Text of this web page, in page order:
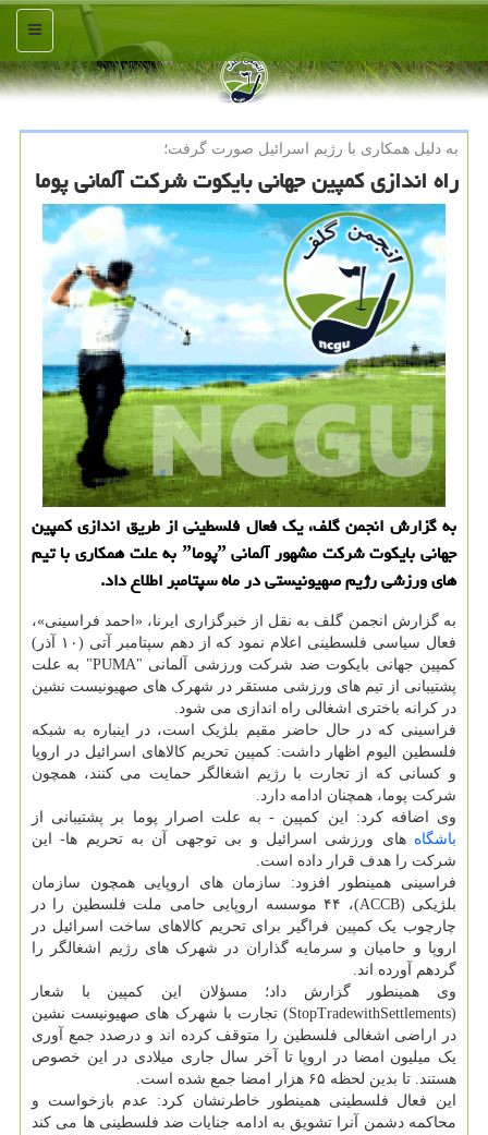
منو
به دلیل همكاری با رژیم اسرائیل صورت گرفت؛
راه اندازی کمپین جهانی بایکوت شرکت آلمانی پوما
به گزارش انجمن گلف، یک فعال فلسطینی از طریق اندازی کمپین
جهانی بایکوت شرکت مشهور آلمانی ˮپوماˮ به علت همکاری با تیم
های ورزشی رژیم صهیونیستی در ماه سپتامبر اطلاع داد.
به گزارش انجمن گلف به نقل از خبرگزاری ایرنا، «احمد فراسینی»،
فعال سیاسی فلسطینی اعلام نمود که از دهم سپتامبر آتی (۱۰ آذر)
کمپین جهانی بایکوت ضد شرکت ورزشی آلمانی "PUMA" به علت
پشتیبانی از تیم های ورزشی مستقر در شهرک های صهیونیست نشین
در کرانه باختری اشغالی راه اندازی می شود.
فراسینی که در حال حاضر مقیم بلژیک است، در اینباره به شبکه
فلسطین الیوم اظهار داشت: کمپین تحریم کالاهای اسرائیل در اروپا
و کسانی که از تجارت با رژیم اشغالگر حمایت می کنند، همچون
شرکت پوما، همچنان ادامه دارد.
وی اضافه کرد: این کمپین - به علت اصرار پوما بر پشتیبانی از
باشگاه های ورزشی اسرائیل و بی توجهی آن به تحریم ها- این
شرکت را هدف قرار داده است.
فراسینی همینطور افزود: سازمان های اروپایی همچون سازمان
بلژیکی (ACCB)، ۴۴ موسسه اروپایی حامی ملت فلسطین را در
چارچوب یک کمپین فراگیر برای تحریم کالاهای ساخت اسرائیل در
اروپا و حامیان و سرمایه گذاران در شهرک های رژیم اشغالگر را
گردهم آورده اند.
وی همینطور گزارش داد؛ مسؤلان این کمپین با شعار
(StopTradewithSettlements) تجارت با شهرک های صهیونیست نشین
در اراضی اشغالی فلسطین را متوقف کرده اند و درصدد جمع آوری
یک میلیون امضا در اروپا تا آخر سال جاری میلادی در این خصوص
هستند. تا بدین لحظه ۶۵ هزار امضا جمع شده است.
این فعال فلسطینی همینطور خاطرنشان کرد: عدم بازخواست و
محاکمه دشمن آنرا تشویق به ادامه جنایات ضد فلسطینی ها می کند